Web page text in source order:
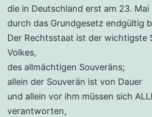
die in Deutschland erst am 23. Mai
durch das Grundgesetz endgültig
Der Rechtsstaat ist der wichtigste
Volkes,
des allmächtigen Souveräns;
allein der Souverän ist von Dauer
und allein vor ihm müssen sich
verantworten,